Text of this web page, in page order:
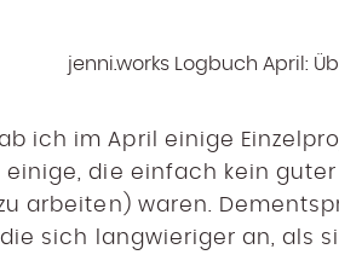
ich im April einige
die einfach kein
arbeiten) waren.
sich langwieriger an, als